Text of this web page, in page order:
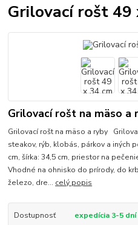
Grilovací rošt 49
Grilovací rošt na mäso a
Grilovací rošt na mäso a ryby
steakov, rýb, klobás, párkov a iných
cm, šírka: 34,5 cm, priestor na
Vhodné na ohnisko do prírody, do
železo, dre... celý popis
Dostupnosť expedícia 3-5 dní